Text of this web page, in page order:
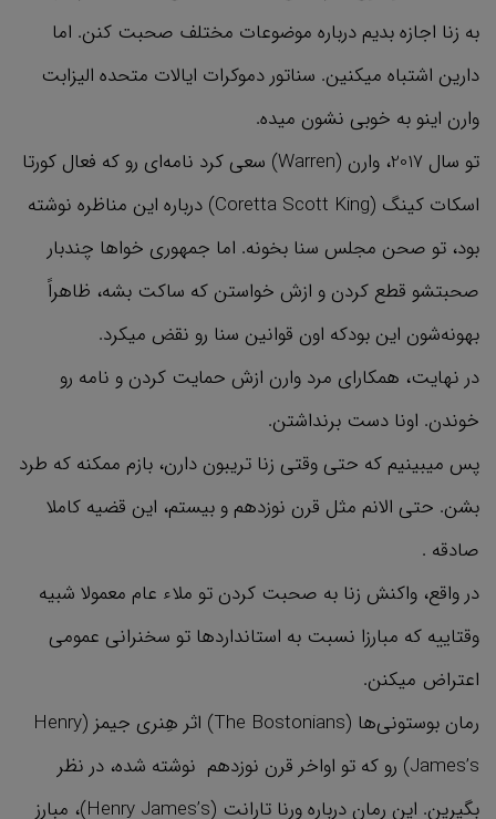
به زنا اجازه بدیم درباره موضوعات مختلف صحبت کنن. اما
دارین اشتباه میکنین. سناتور دموکرات ایالات متحده الیزابت
وارن اینو به خوبی نشون میده.
تو سال 2017، وارن (Warren) سعی کرد نامه‌ای رو که فعال کورتا
اسکات کینگ (Coretta Scott King) درباره این مناظره نوشته
بود، تو صحن مجلس سنا بخونه. اما جمهوری خواها چندبار
صحبتشو قطع کردن و ازش خواستن که ساکت بشه، ظاهراً
بهونه‌شون این بودکه اون قوانین سنا رو نقض میکرد.
در نهایت، همکارای مرد وارن ازش حمایت کردن و نامه رو
خوندن. اونا دست برنداشتن.
پس میبینیم که حتی وقتی زنا تریبون دارن، بازم ممکنه که طرد
بشن. حتی الانم مثل قرن نوزدهم و بیستم، این قضیه کاملا
صادقه .
در واقع، واکنش زنا به صحبت کردن تو ملاء عام معمولا شبیه
وقتاییه که مبارزا نسبت به استانداردها تو سخنرانی عمومی
اعتراض میکنن.
رمان بوستونی‌ها (The Bostonians) اثر هِنری جیمز (Henry
James’s) رو که تو اواخر قرن نوزدهم نوشته شده، در نظر
بگیرین. این رمان درباره ورنا تارانت (Henry James’s)، مبارز